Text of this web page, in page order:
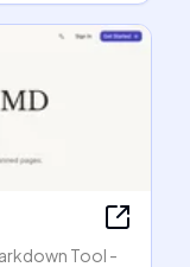
Tool -